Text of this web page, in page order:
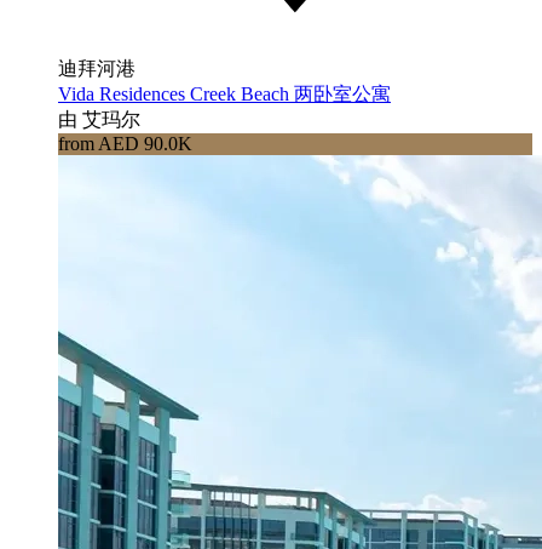
迪拜河港
Vida Residences Creek Beach 两卧室公寓
由 艾玛尔
from AED 90.0K